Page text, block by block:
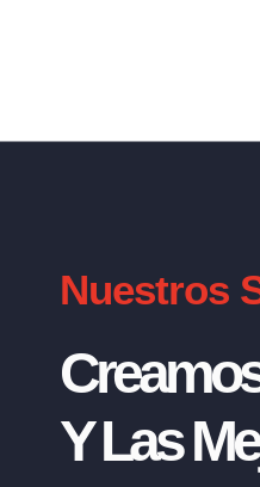
Nuestros
Y Las